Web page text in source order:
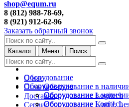
shop@equm.ru
8 (812) 988-78-69,
8 (921) 912-62-96
Заказать обратный звонок
Каталог Меню Поиск
О нас
Оплата
Доставка
Сервис
Оборудование
Оборудование в
Оборудование Logitech
Оборудование Kurt J.
Оборудование
Оборудование в
Оборудование Logitech